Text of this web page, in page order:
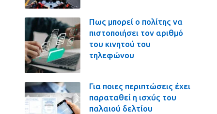
Πως μπορεί ο πολίτης να
πιστοποιήσει τον αριθμό
του κινητού του
τηλεφώνου
Για ποιες περιπτώσεις έχει
παραταθεί η ισχύς του
παλαιού δελτίου